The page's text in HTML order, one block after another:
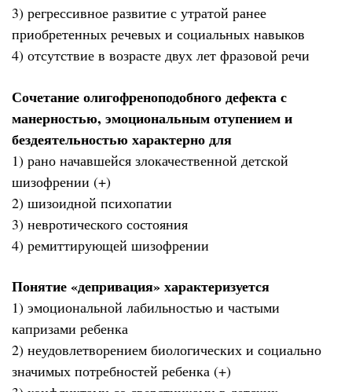
3) регрессивное развитие с утратой ранее
приобретенных речевых и социальных навыков
4) отсутствие в возрасте двух лет фразовой речи
Сочетание олигофреноподобного дефекта с
манерностью, эмоциональным отупением и
бездеятельностью характерно для
1) рано начавшейся злокачественной детской
шизофрении (+)
2) шизоидной психопатии
3) невротического состояния
4) ремиттирующей шизофрении
Понятие «депривация» характеризуется
1) эмоциональной лабильностью и частыми
капризами ребенка
2) неудовлетворением биологических и социально
значимых потребностей ребенка (+)